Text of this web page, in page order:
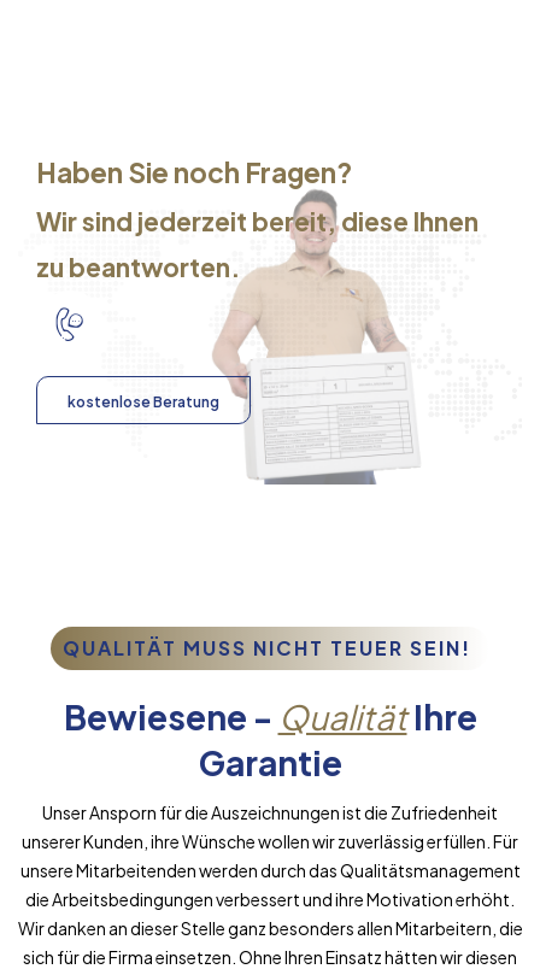
Haben Sie noch Fragen?
Wir sind jederzeit bereit, diese Ihnen
zu beantworten.
kostenlose Beratung
QUALITÄT MUSS NICHT TEUER SEIN!
Bewiesene - QualitätIhre
Garantie
Unser Ansporn für die Auszeichnungen ist die Zufriedenheit
unserer Kunden, ihre Wünsche wollen wir zuverlässig erfüllen. Für
unsere Mitarbeitenden werden durch das Qualitätsmanagement
die Arbeitsbedingungen verbessert und ihre Motivation erhöht.
Wir danken an dieser Stelle ganz besonders allen Mitarbeitern, die
sich für die Firma einsetzen. Ohne Ihren Einsatz hätten wir diesen